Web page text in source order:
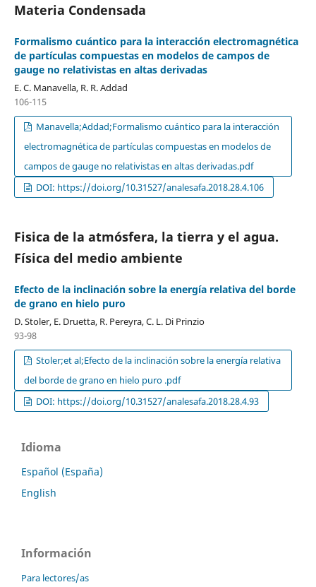
Materia Condensada
Formalismo cuántico para la interacción electromagnética
de partículas compuestas en modelos de campos de
gauge no relativistas en altas derivadas
E. C. Manavella, R. R. Addad
106-115
Manavella;Addad;Formalismo cuántico para la interacción
electromagnética de partículas compuestas en modelos de
campos de gauge no relativistas en altas derivadas.pdf
DOI: https://doi.org/10.31527/analesafa.2018.28.4.106
Fisica de la atmósfera, la tierra y el agua.
Física del medio ambiente
Efecto de la inclinación sobre la energía relativa del borde
de grano en hielo puro
D. Stoler, E. Druetta, R. Pereyra, C. L. Di Prinzio
93-98
Stoler;et al;Efecto de la inclinación sobre la energía relativa
del borde de grano en hielo puro .pdf
DOI: https://doi.org/10.31527/analesafa.2018.28.4.93
Idioma
Español (España)
English
Información
Para lectores/as